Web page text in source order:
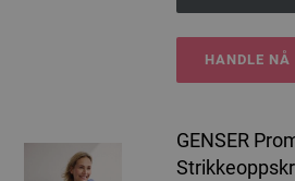
HANDLE NÅ
GENSER